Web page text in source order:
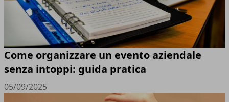
Come organizzare un evento aziendale
senza intoppi: guida pratica
05/09/2025